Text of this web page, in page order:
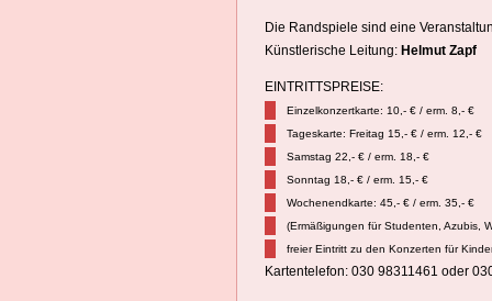
Die Randspiele sind eine
Künstlerische Leitung: Helmut Zapf
EINTRITTSPREISE:
Einzelkonzertkarte: 10,- € / erm. 8,- €
Tageskarte: Freitag 15,- € / erm. 12,- €
Samstag 22,- € / erm. 18,- €
Sonntag 18,- € / erm. 15,- €
Wochenendkarte: 45,- € / erm. 35,- €
(Ermäßigungen für Studenten, Azubis,
freier Eintritt zu den Konzerten für
Kartentelefon: 030 98311461 oder